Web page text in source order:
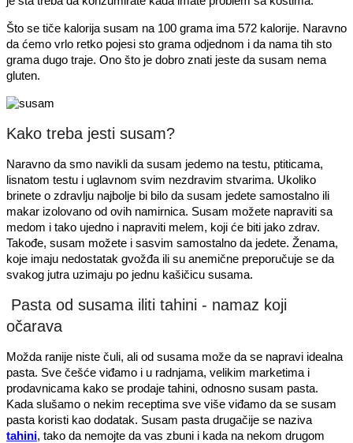
Što se tiče kalorija susam na 100 grama ima 572 kalorije. Naravno
da ćemo vrlo retko pojesi sto grama odjednom i da nama tih sto
grama dugo traje. Ono što je dobro znati jeste da susam nema
gluten.
Kako treba jesti susam?
Naravno da smo navikli da susam jedemo na testu, ptiticama,
lisnatom testu i uglavnom svim nezdravim stvarima. Ukoliko
brinete o zdravlju najbolje bi bilo da susam jedete samostalno ili
makar izolovano od ovih namirnica. Susam možete napraviti sa
medom i tako ujedno i napraviti melem, koji će biti jako zdrav.
Takođe, susam možete i sasvim samostalno da jedete. Ženama,
koje imaju nedostatak gvožđa ili su anemične preporučuje se da
svakog jutra uzimaju po jednu kašičicu susama.
Pasta od susama iliti tahini - namaz koji
očarava
Možda ranije niste čuli, ali od susama može da se napravi idealna
pasta. Sve češće viđamo i u radnjama, velikim marketima i
prodavnicama kako se prodaje tahini, odnosno susam pasta.
Kada slušamo o nekim receptima sve više viđamo da se susam
pasta koristi kao dodatak. Susam pasta drugačije se naziva
tahini, tako da nemojte da vas zbuni i kada na nekom drugom